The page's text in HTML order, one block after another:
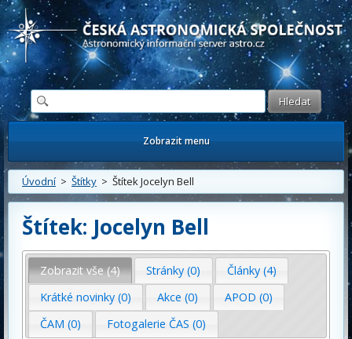
Česká astronomická společnost - Informační astronomický server
Zobrazit menu
Úvodní > Štítky > Štítek Jocelyn Bell
Štítek: Jocelyn Bell
Zobrazit vše (4) Stránky (0)
Články (4)
Krátké novinky (0)
Akce (0)
APOD (0)
ČAM (0)
Fotogalerie ČAS (0)